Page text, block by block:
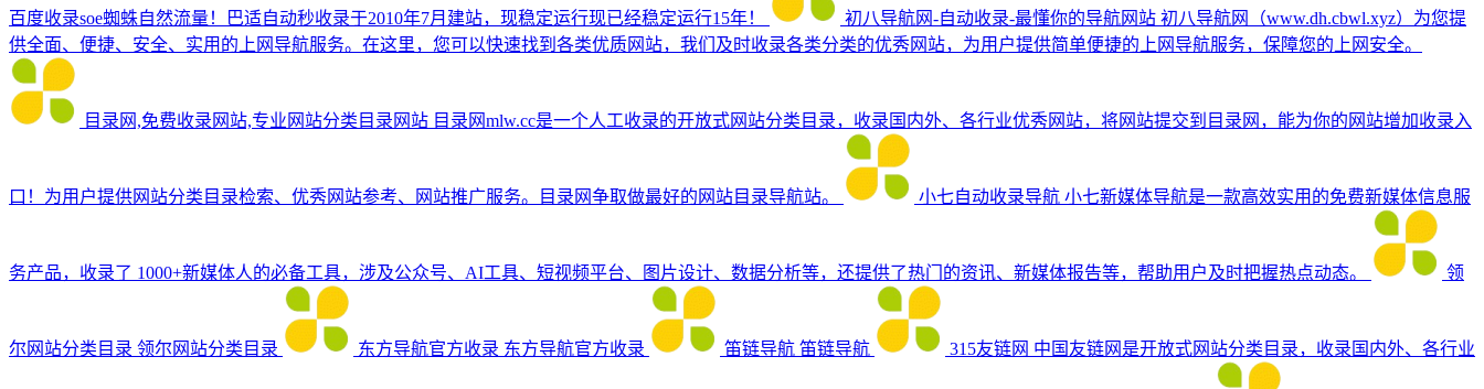
百度收录soe蜘蛛自然流量！巴适自动秒收录于2010年7月建站，现稳定运行现已经稳定运行15年！ 初八导航网-自动收录-最懂你的导航网站 初八导航网（www.dh.cbwl.xyz）为您提
供全面、便捷、安全、实用的上网导航服务。在这里，您可以快速找到各类优质网站，我们及时收录各类分类的优秀网站，为用户提供简单便捷的上网导航服务，保障您的上网安全。
目录网,免费收录网站,专业网站分类目录网站 目录网mlw.cc是一个人工收录的开放式网站分类目录，收录国内外、各行业优秀网站，将网站提交到目录网，能为你的网站增加收录入
口！为用户提供网站分类目录检索、优秀网站参考、网站推广服务。目录网争取做最好的网站目录导航站。 小七自动收录导航 小七新媒体导航是一款高效实用的免费新媒体信息服
务产品，收录了 1000+新媒体人的必备工具，涉及公众号、AI工具、短视频平台、图片设计、数据分析等，还提供了热门的资讯、新媒体报告等，帮助用户及时把握热点动态。 领
尔网站分类目录 领尔网站分类目录 东方导航官方收录 东方导航官方收录 笛链导航 笛链导航 315友链网 中国友链网是开放式网站分类目录，收录国内外、各行业